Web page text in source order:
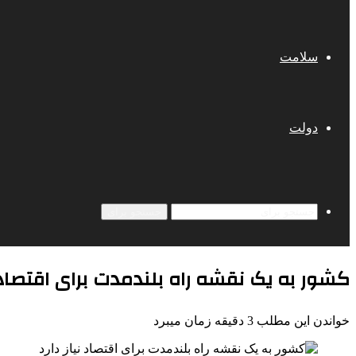
سلامت
دولت
کشور به یک نقشه راه بلندمدت برای اقتصاد
خواندن این مطلب 3 دقیقه زمان میبرد